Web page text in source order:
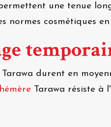
une tenue
normes cosmétiques
Tarawa durent en
Tarawa résiste à